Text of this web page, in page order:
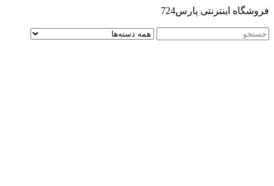
فروشگاه اینترنتی پارس724